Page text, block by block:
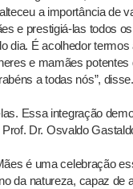
a importância de
e prestigiá-las todos
dia. É acolhedor
e mamães potentes
a todas nós”, disse.
Essa integração
Dr. Osvaldo
é uma celebração
da natureza, capaz de